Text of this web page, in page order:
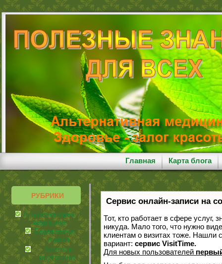
Главная Карта блога
РУБРИКИ
Альтернативная
медицина
Беременность
и дети
болезни
внутренних
Сервис онлайн-записи на
Тот, кто работает в сфере услуг,
никуда. Мало того, что нужно
клиентам о визитах тоже.
вариант: сервис VisitTime.
Для новых пользователей